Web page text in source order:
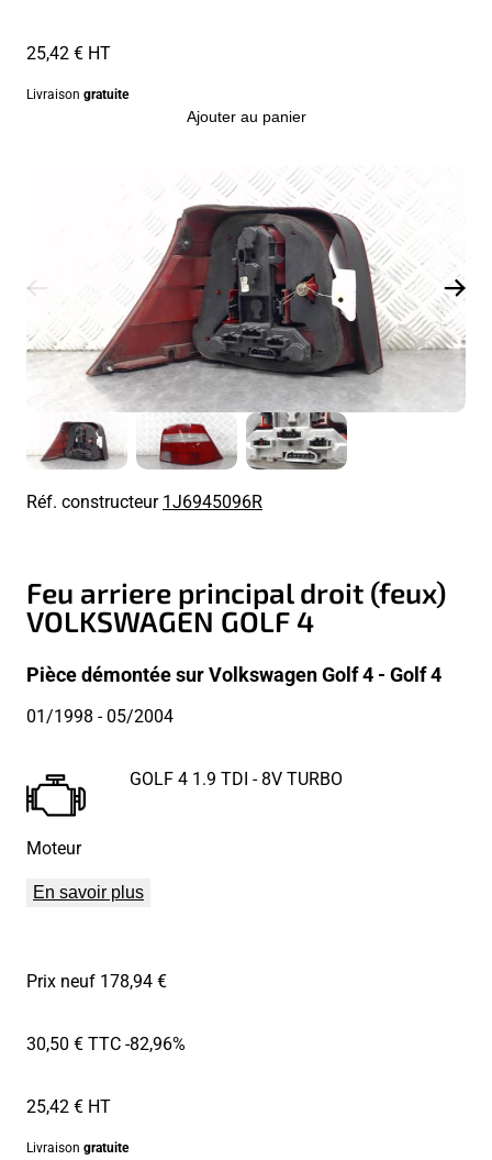
25,42 € HT
Livraison gratuite
Ajouter au panier
Réf. constructeur1J6945096R
Feu arriere principal droit (feux)
VOLKSWAGEN GOLF 4
Pièce démontée sur Volkswagen Golf 4 - Golf 4
01/1998- 05/2004
Moteur
GOLF 4 1.9 TDI - 8V TURBO
En savoir plus
Prix neuf 178,94 €
30,50 € TTC-82,96%
25,42 € HT
Livraison gratuite